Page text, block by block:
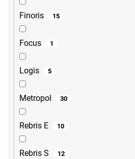
Finoris 15
Focus 1
Logis 5
Metropol 30
Rebris E 10
Rebris S 12